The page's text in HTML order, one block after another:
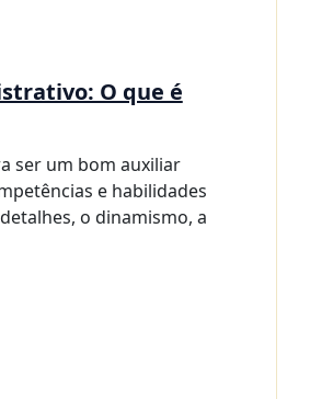
O que é
ser um bom auxiliar
e habilidades
o dinamismo, a